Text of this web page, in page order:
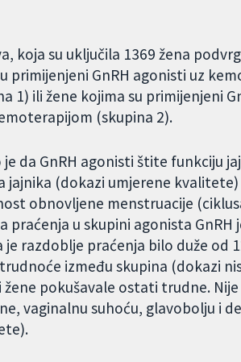
koja su uključila 1369 žena
primijenjeni GnRH agonisti uz
1) ili žene kojima su primijenjeni
(skupina 2).
da GnRH agonisti štite funkciju
jajnika (dokazi umjerene
obnovljene menstruacije
praćenja u skupini agonista
razdoblje praćenja bilo duže od
između skupina (dokazi
žene pokušavale ostati trudne.
vaginalnu suhoću, glavobolju i